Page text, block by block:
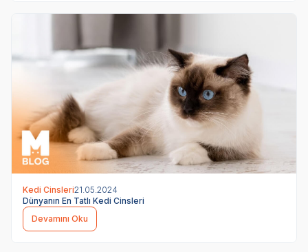
Kedi Cinsleri21.05.2024
Dünyanın En Tatlı Kedi Cinsleri
Devamını Oku